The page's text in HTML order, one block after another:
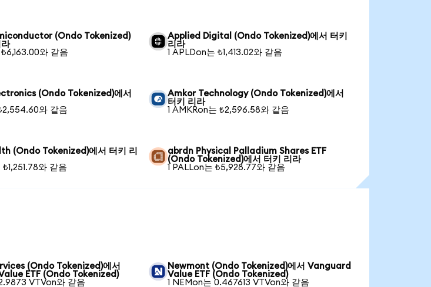
(Ondo Tokenized)
와 같음
Applied Digital (Ondo Tokenized)에서 터키
리라
1 APLDon는 ₺1,413.02와 같음
(Ondo Tokenized)에서
와 같음
Amkor Technology (Ondo Tokenized)에서
터키 리라
1 AMKRon는 ₺2,596.58와 같음
(Ondo Tokenized)에서 터키 리
₺1,251.78와 같음
abrdn Physical Palladium Shares ETF
(Ondo Tokenized)에서 터키 리라
1 PALLon는 ₺5,928.77와 같음
(Ondo Tokenized)에서
ETF (Ondo Tokenized)
VTVon와 같음
Newmont (Ondo Tokenized)에서 Vanguard
Value ETF (Ondo Tokenized)
1 NEMon는 0.467613 VTVon와 같음